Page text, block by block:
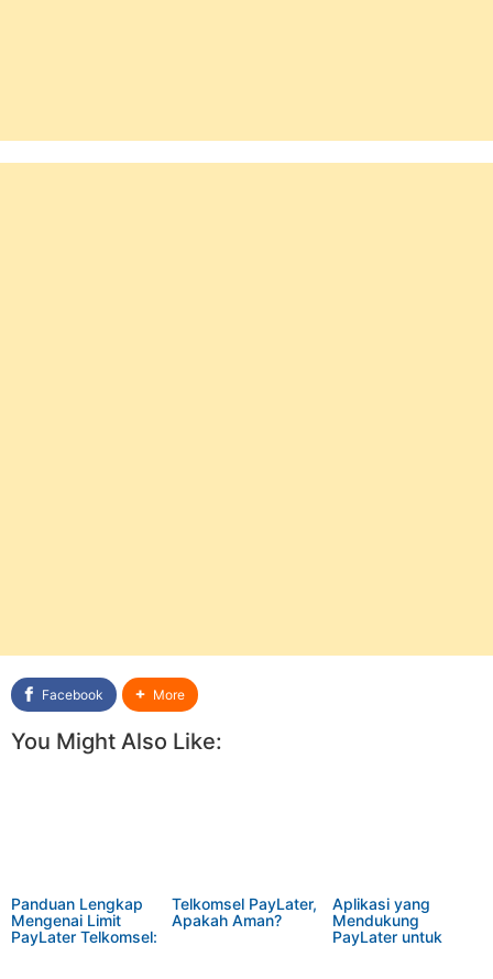
Facebook More
You Might Also Like:
Panduan Lengkap
Mengenai Limit
PayLater Telkomsel:
Telkomsel PayLater,
Apakah Aman?
Aplikasi yang
Mendukung
PayLater untuk